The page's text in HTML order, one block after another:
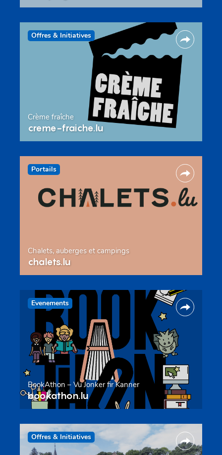
Offres & Initiatives
Crème fraîche
creme-fraiche.lu
Portails
Chalets, auberges et campings
chalets.lu
Evenements
BookAthon – Vu Jonker fir Kanner
bookathon.lu
Offres & Initiatives